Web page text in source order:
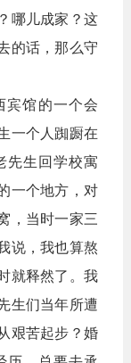
哪儿成家？这
的话，那么守
宾馆的一个会
一个人踟蹰在
先生回学校寓
一个地方，对
，当时一家三
说，我也算熬
就释然了。我
生们当年所遭
艰苦起步？婚